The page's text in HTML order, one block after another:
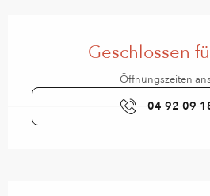
Geschlossen
Öffnungszeiten
04 92 09